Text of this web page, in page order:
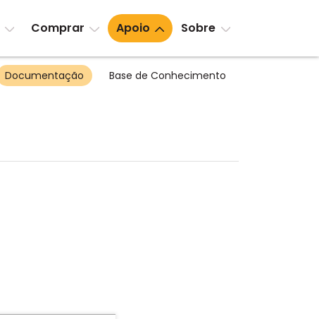
Comprar Apoio Sobre
Documentação Base de Conhecimento